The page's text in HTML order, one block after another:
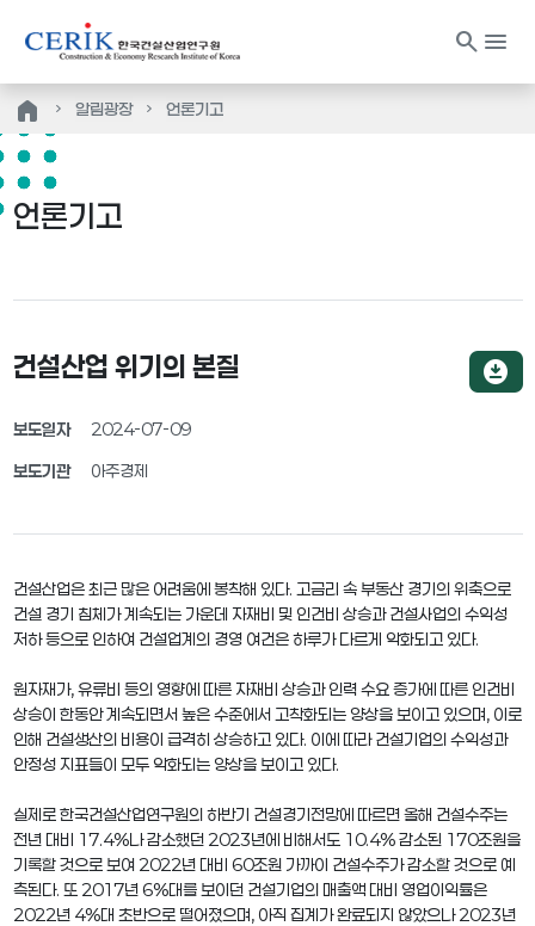
search menu
home 알림광장 언론기고
언론기고
건설산업 위기의 본질
보도일자 2024-07-09
보도기관 아주경제
download_for_offline
건설산업은 최근 많은 어려움에 봉착해 있다. 고금리 속 부동산 경기의 위축으로
건설 경기 침체가 계속되는 가운데 자재비 및 인건비 상승과 건설사업의 수익성
저하 등으로 인하여 건설업계의 경영 여건은 하루가 다르게 악화되고 있다.
원자재가, 유류비 등의 영향에 따른 자재비 상승과 인력 수요 증가에 따른 인건비
상승이 한동안 계속되면서 높은 수준에서 고착화되는 양상을 보이고 있으며, 이로
인해 건설생산의 비용이 급격히 상승하고 있다. 이에 따라 건설기업의 수익성과
안정성 지표들이 모두 악화되는 양상을 보이고 있다.
실제로 한국건설산업연구원의 하반기 건설경기전망에 따르면 올해 건설수주는
전년 대비 17.4%나 감소했던 2023년에 비해서도 10.4% 감소된 170조원을
기록할 것으로 보여 2022년 대비 60조원 가까이 건설수주가 감소할 것으로 예
측된다. 또 2017년 6%대를 보이던 건설기업의 매출액 대비 영업이익률은
2022년 4%대 초반으로 떨어졌으며, 아직 집계가 완료되지 않았으나 2023년